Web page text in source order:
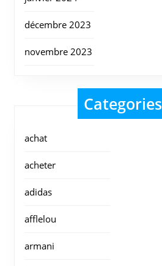
décembre 2023
novembre 2023
Categories
achat
acheter
adidas
afflelou
armani